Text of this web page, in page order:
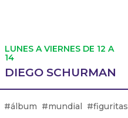
LUNES A VIERNES DE 12 A
14
DIEGO SCHURMAN
álbum mundial figuritas